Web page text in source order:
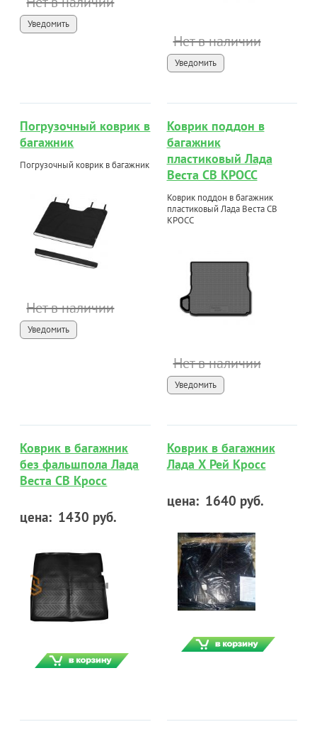
Уведомить
Нет в наличии
Уведомить
Погрузочный коврик в
багажник
Погрузочный коврик в багажник
Нет в наличии
Уведомить
Коврик поддон в
багажник
пластиковый Лада
Веста СВ КРОСС
Коврик поддон в багажник
пластиковый Лада Веста СВ
КРОСС
Нет в наличии
Уведомить
Коврик в багажник
без фальшпола Лада
Веста СВ Кросс
цена: 1430 руб.
Коврик в багажник
Лада Х Рей Кросс
цена: 1640 руб.